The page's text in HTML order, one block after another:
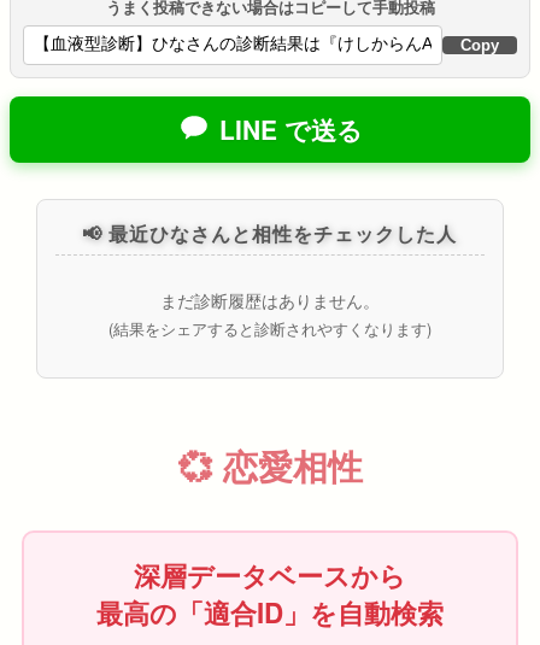
うまく投稿できない場合はコピーして手動投稿
Copy
LINE で送る
📢 最近ひなさんと相性をチェックした人
まだ診断履歴はありません。
(結果をシェアすると診断されやすくなります)
💞 恋愛相性
深層データベースから
最高の「適合ID」を自動検索